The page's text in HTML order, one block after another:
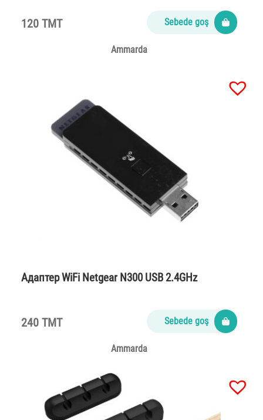
120 TMT Sebede goş
Ammarda
Адаптер WiFi Netgear N300 USB 2.4GHz
240 TMT Sebede goş
Ammarda